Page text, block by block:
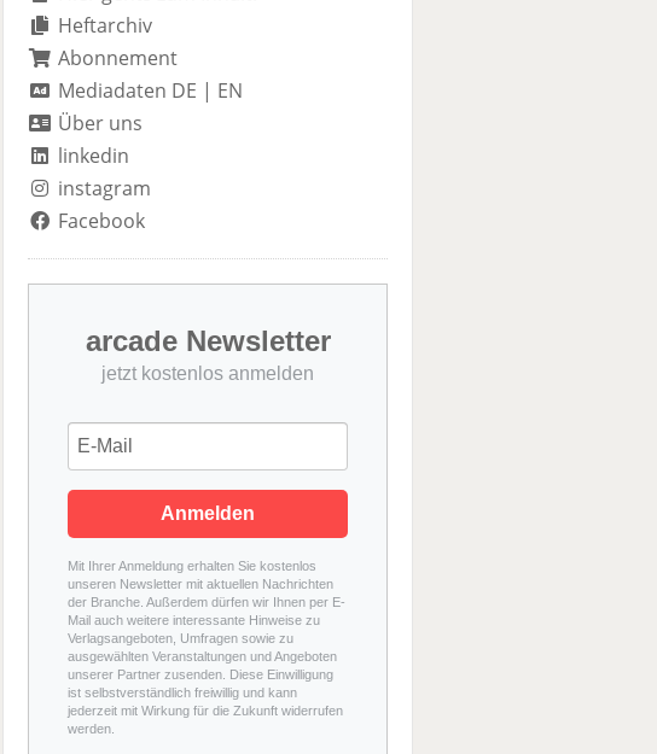
Heftarchiv
Abonnement
Mediadaten DE | EN
Über uns
linkedin
instagram
Facebook
arcade Newsletter
jetzt kostenlos anmelden
Anmelden
Mit Ihrer Anmeldung erhalten Sie kostenlos
unseren Newsletter mit aktuellen Nachrichten
der Branche. Außerdem dürfen wir Ihnen per E-
Mail auch weitere interessante Hinweise zu
Verlagsangeboten, Umfragen sowie zu
ausgewählten Veranstaltungen und Angeboten
unserer Partner zusenden. Diese Einwilligung
ist selbstverständlich freiwillig und kann
jederzeit mit Wirkung für die Zukunft widerrufen
werden.